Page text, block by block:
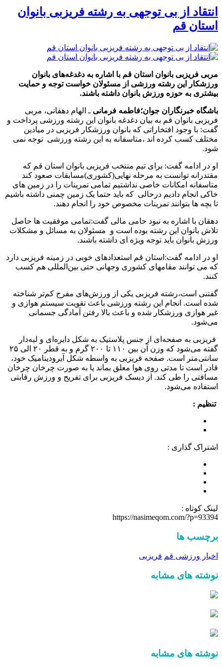
انتقاد از بی توجهی به رشته فریزبی بانوان
استان قم
مربی فریزبی بانوان استان قم با اشاره به دغدغه‌های بانوان
ورزشکار این رشته ورزشی از مسئولان خواست توجه و حمایت
بیشتری به حوزه ورزش بانوان داشته باشند.
باشگاه خبرنگاران جوان؛فاطمه فرمانی ـ الهام دهقانی، مربی
فریزبی بانوان قم به بیان دغدغه بانوان این رشته ورزشی پرداخت و
گفت: با وجود افتخاراتی که بانوان ورزشکار فریزبی در میادین
مختلف کسب کرده اند ،متاسفانه به این رشته ورزشی توجه نمی
شود.
او در ادامه گفت: برای تیم منتخب فریزبی بانوان استان قم که
مقتدرانه توانست به مرحله نهایی(کشوری)مسابقات صعود کند
متاسفانه امکانات خاصی نداشتیم تمامی تمرینات را در زمین های
خاکی انجام دادیم درحالی که باید حتما یک زمین چمنی داشته باشیم
تا بچه ها بتوانند تمرینات مخصوص خود را انجام دهند.
دهقان با اشاره به نبود حامی مالی گفت:تمامی موفقیت ها حاصل
تلاش بانوان این رشته بوده است و مسئولان به مسائل و مشکلات
ورزش بانوان باید توجه ویژه ای داشته باشند.
او در ادامه گفت:استان قم استعدادهای خوبی در زمینه فریزبی دارد
که می توانند مقامهای کشوری وجهانی حتی بین‌المللی هم کسب
کنند.
گفتنی است،رشته فریزبی یکی از ورزش‌های مفرح کم‌تر شناخته
شده است. انجام این رشته ورزشی باعث تقویت سیستم هوازی و
غیر هوازی ورزشکار شده و باعث بالا رفتن آمادگی جسمانی
می‌شود.
فریزبی به صفحه‌ای از جنس پلاستیک به شکل دایره‌ای و لبه‌دار
گفته می‌شود که وزن آن بین ۱۱۰ تا ۲۰۰ گرم و به قطر ۲۰ الی ۲۵
سانتی‌متر است. صفحه فریزبی به واسطه شکل آیرودینامیک خود،
قادر است تا مدتی روی هوا معلق بماند یا به صورت چرخان چرخان
مسافتی را طی کند. از دیسک فریزبی برای تفریح و ورزش رقابتی
استفاده می‌شود.
تنظیم :
اشتراک گذاری :
لینک کوتاه :
https://nasimeqom.com/?p=93394
برچسب ها
اخبار ورزشی قم فریزبی
نوشته های مشابه
نوشته های مشابه